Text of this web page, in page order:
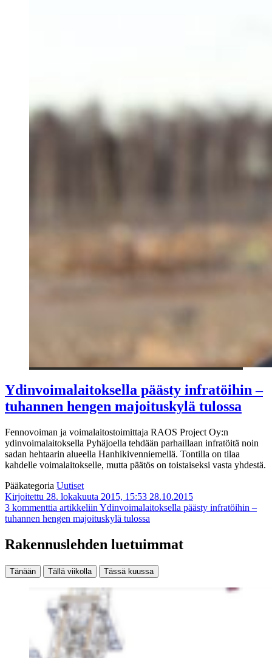
Ydinvoimalaitoksella päästy infratöihin –
tuhannen hengen majoituskylä tulossa
Fennovoiman ja voimalaitostoimittaja RAOS Project Oy:n
ydinvoimalaitoksella Pyhäjoella tehdään parhaillaan infratöitä noin
sadan hehtaarin alueella Hanhikivenniemellä. Tontilla on tilaa
kahdelle voimalaitokselle, mutta päätös on toistaiseksi vasta yhdestä.
Pääkategoria Uutiset
Kirjoitettu 28. lokakuuta 2015, 15:53 28.10.2015
3 kommenttia artikkeliin Ydinvoimalaitoksella päästy infratöihin –
tuhannen hengen majoituskylä tulossa
Rakennuslehden luetuimmat
Tänään Tällä viikolla Tässä kuussa